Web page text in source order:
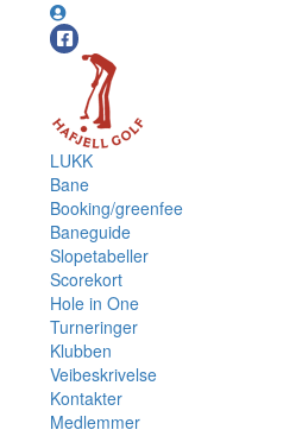
LUKK
Bane
Booking/greenfee
Baneguide
Slopetabeller
Scorekort
Hole in One
Turneringer
Klubben
Veibeskrivelse
Kontakter
Medlemmer